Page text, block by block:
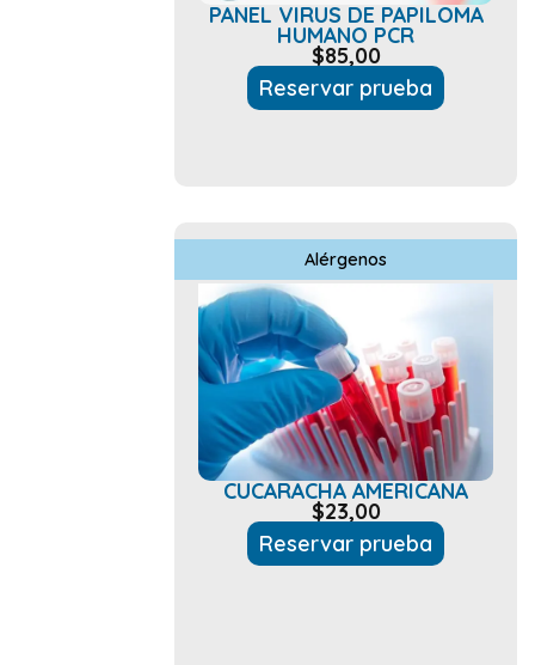
PANEL VIRUS DE PAPILOMA
HUMANO PCR
$85,00
Reservar prueba
Alérgenos
CUCARACHA AMERICANA
$23,00
Reservar prueba